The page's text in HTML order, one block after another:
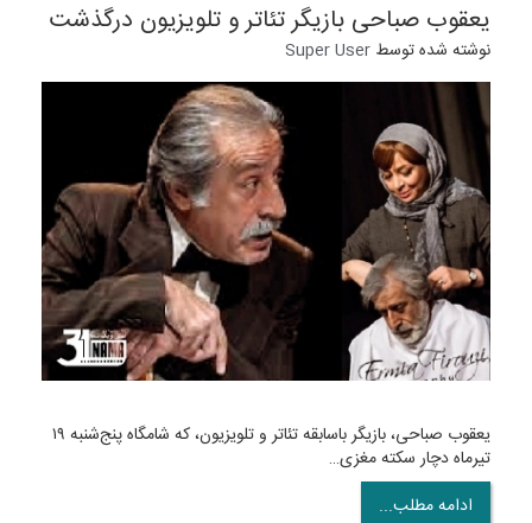
یعقوب صباحی بازیگر تئاتر و تلویزیون درگذشت
نوشته شده توسط Super User
یعقوب صباحی، بازیگر باسابقه تئاتر و تلویزیون، که شامگاه پنج‌شنبه ۱۹
تیرماه دچار سکته مغزی…
ادامه مطلب...